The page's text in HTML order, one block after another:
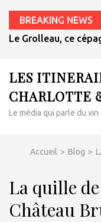
BREAKING NEWS
Le Grolleau, ce
LES
CHARLOTTE
Le média qui parle du
Accueil > Blog >
La quille
Château